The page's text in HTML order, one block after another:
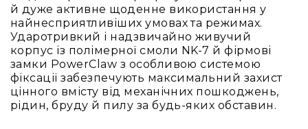
IP
телефонії
Для
офісів
та
колл-
центрів
Аксесуари
й дуже активне щоденне використання у
найнесприятливіших умовах та режимах.
Ударотривкий і надзвичайно живучий
корпус із полімерної смоли NK-7 й фірмові
замки PowerClaw з особливою системою
фіксації забезпечують максимальний захист
цінного вмісту від механічних пошкоджень,
рідин, бруду й пилу за будь-яких обставин.